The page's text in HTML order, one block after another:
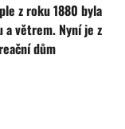
z roku 1880 byla
a větrem. Nyní je z
dům